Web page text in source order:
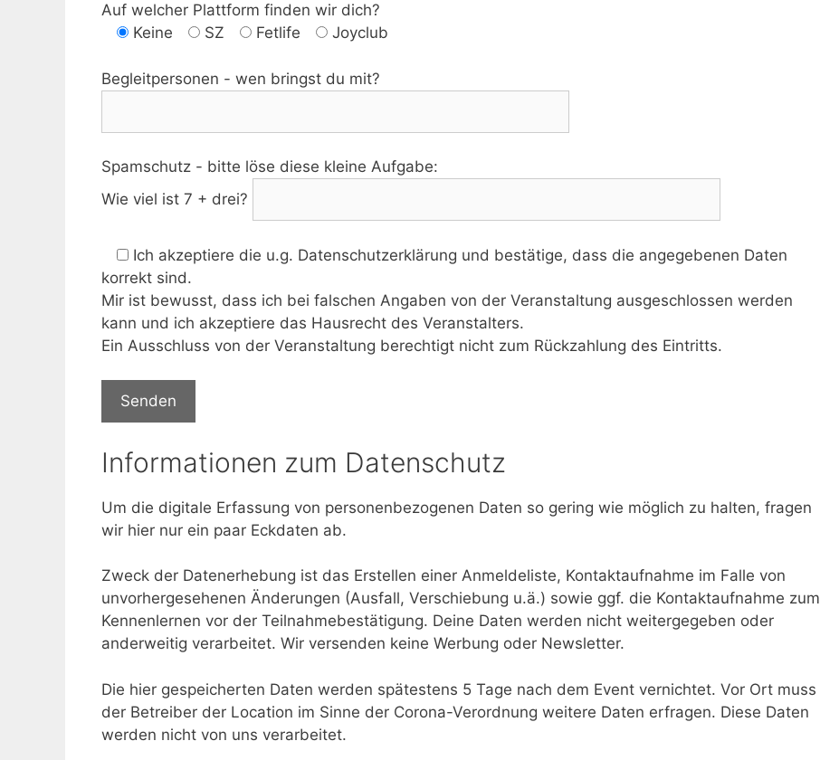
Auf welcher Plattform finden wir dich?
Keine
SZ Fetlife Joyclub
Begleitpersonen - wen bringst du mit?
Spamschutz - bitte löse diese kleine Aufgabe:
Wie viel ist 7 + drei?
Ich akzeptiere die u.g. Datenschutzerklärung und bestätige, dass die angegebenen Daten
korrekt sind.
Mir ist bewusst, dass ich bei falschen Angaben von der Veranstaltung ausgeschlossen werden
kann und ich akzeptiere das Hausrecht des Veranstalters.
Ein Ausschluss von der Veranstaltung berechtigt nicht zum Rückzahlung des Eintritts.
Informationen zum Datenschutz
Um die digitale Erfassung von personenbezogenen Daten so gering wie möglich zu halten, fragen
wir hier nur ein paar Eckdaten ab.
Zweck der Datenerhebung ist das Erstellen einer Anmeldeliste, Kontaktaufnahme im Falle von
unvorhergesehenen Änderungen (Ausfall, Verschiebung u.ä.) sowie ggf. die Kontaktaufnahme zum
Kennenlernen vor der Teilnahmebestätigung. Deine Daten werden nicht weitergegeben oder
anderweitig verarbeitet. Wir versenden keine Werbung oder Newsletter.
Die hier gespeicherten Daten werden spätestens 5 Tage nach dem Event vernichtet. Vor Ort muss
der Betreiber der Location im Sinne der Corona-Verordnung weitere Daten erfragen. Diese Daten
werden nicht von uns verarbeitet.